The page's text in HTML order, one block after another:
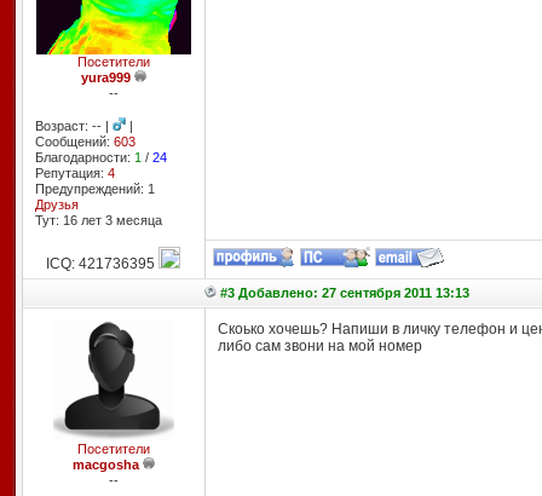
Посетители
yura999
--
Возраст: -- |
|
Сообщений: 603
Благодарности: 1 / 24
Репутация: 4
Предупреждений: 1
Друзья
Тут: 16 лет 3 месяцa
ICQ: 421736395
#3 Добавлено: 27 сентября 2011 13:13
Посетители
macgosha
--
Скоько хочешь? Напиши в личку телефон и
либо сам звони на мой номер